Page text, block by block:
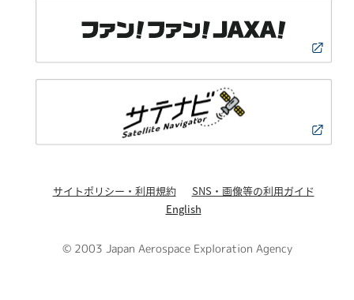
サイトポリシー・利用規約
SNS・画像等の利用ガイド
English
© 2003 Japan Aerospace Exploration Agency